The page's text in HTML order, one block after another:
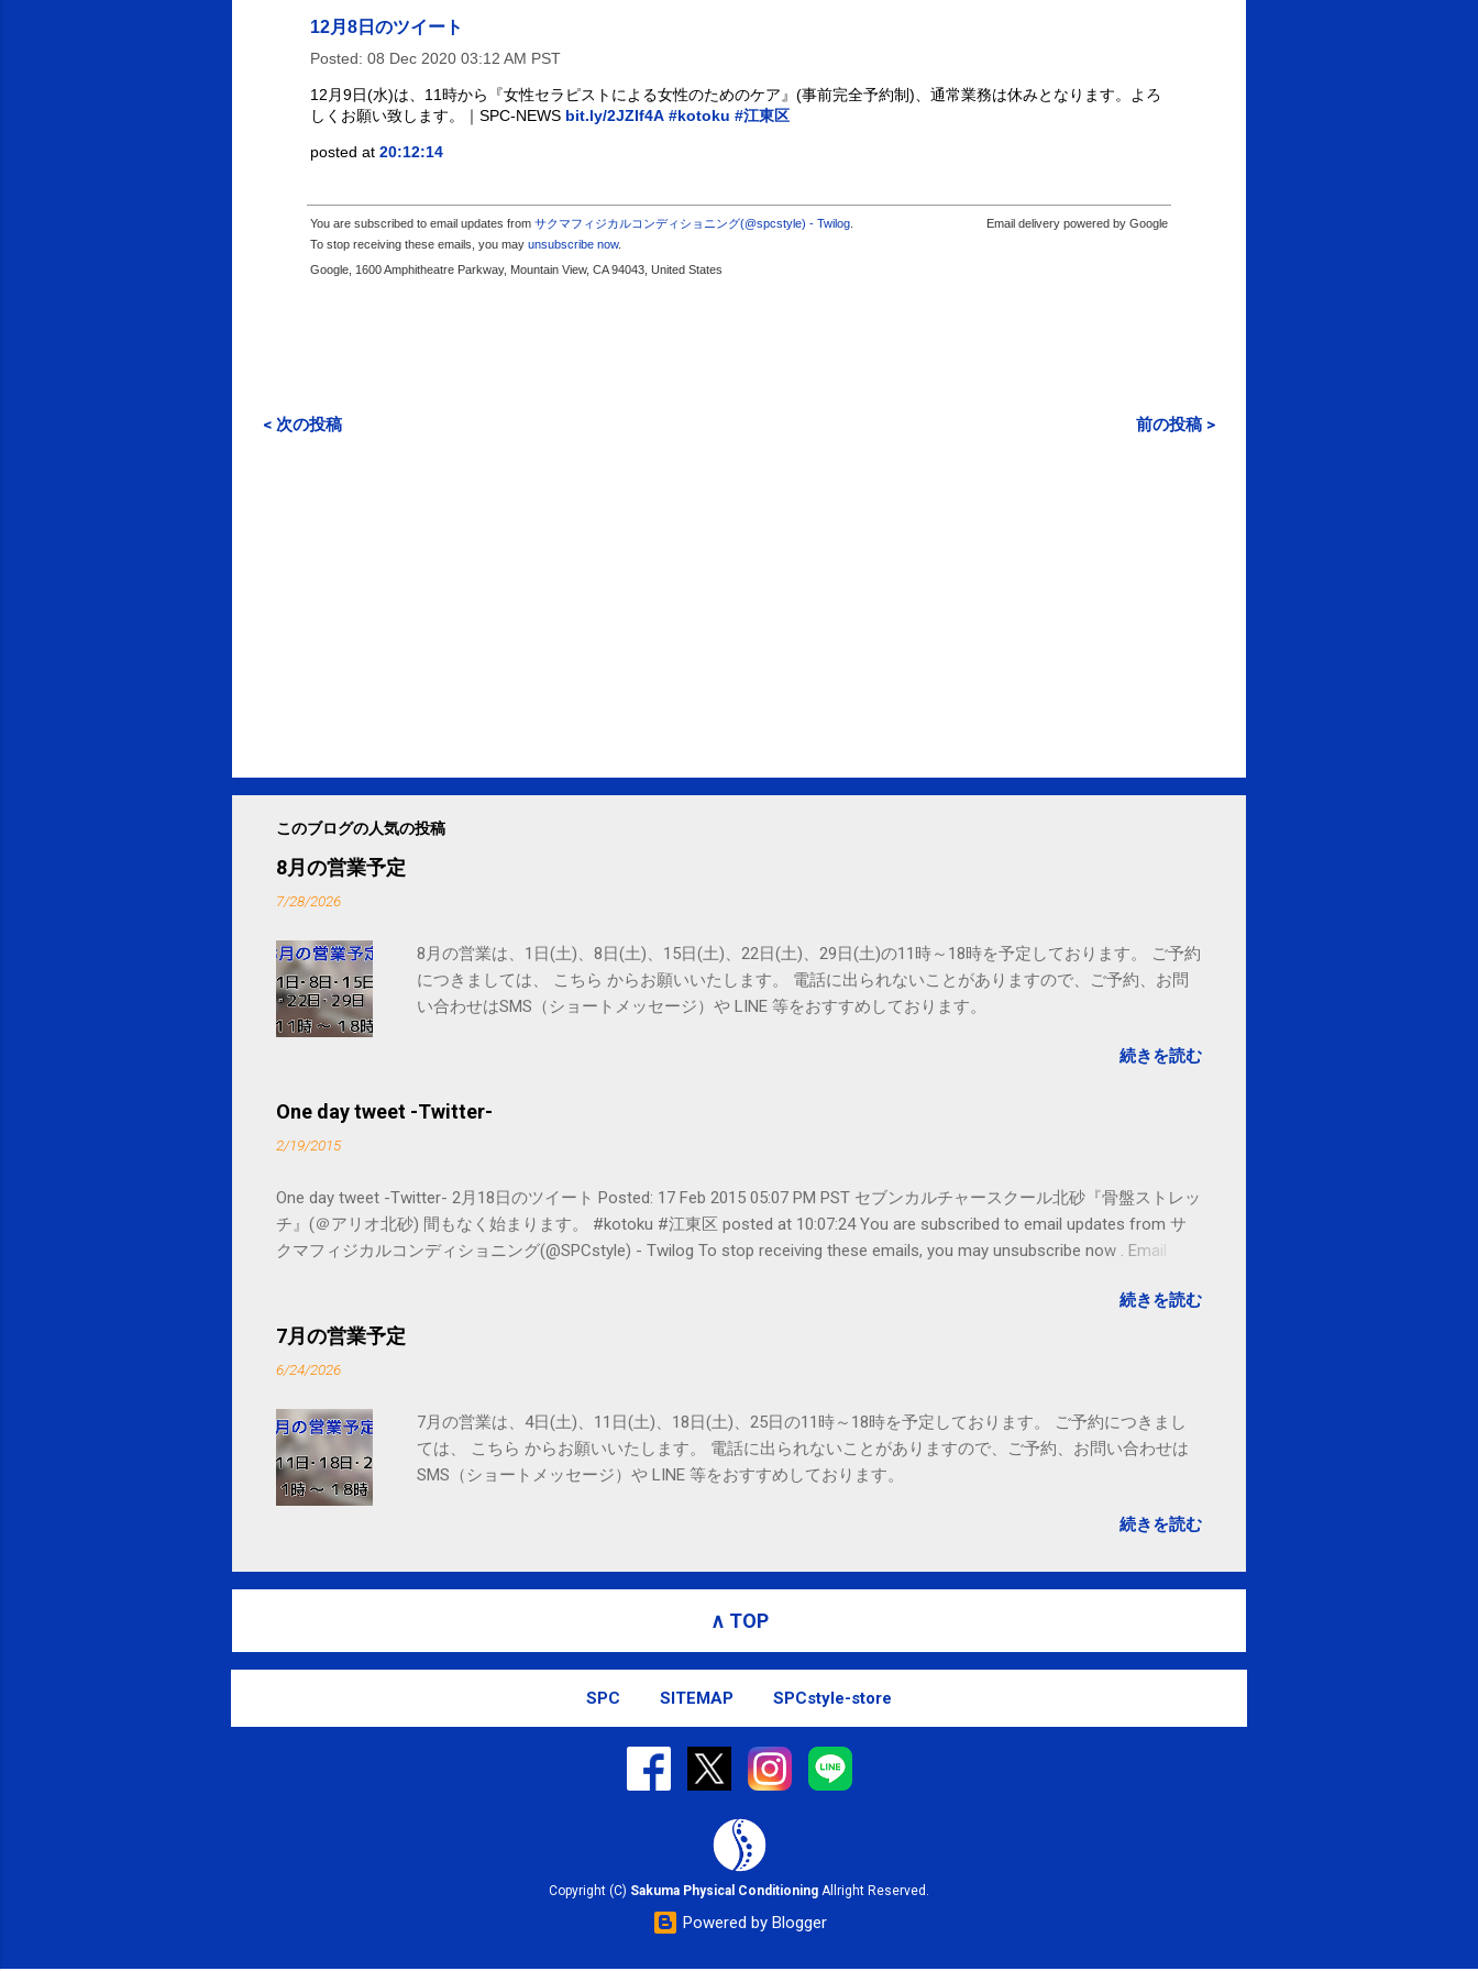
12月8日のツイート
Posted: 08 Dec 2020 03:12 AM PST
12月9日(水)は、11時から『女性セラピストによる女性のためのケア』(事前完全予約制)、通常業務は休みとなります。よろ
しくお願い致します。｜SPC-NEWS bit.ly/2JZIf4A #kotoku #江東区
posted at 20:12:14
You are subscribed to email updates from サクマフィジカルコンディショニング(@spcstyle) - Twilog
To stop receiving these emails, you may unsubscribe now.
Email delivery powered by Google
Google, 1600 Amphitheatre Parkway, Mountain View, CA 94043, United States
< 次の投稿 前の投稿 >
このブログの人気の投稿
8月の営業予定
7/28/2026
8月の営業は、1日(土)、8日(土)、15日(土)、22日(土)、29日(土)の11時～18時を予定しております。 ご予約
につきましては、 こちら からお願いいたします。 電話に出られないことがありますので、ご予約、お問
い合わせはSMS（ショートメッセージ）や LINE 等をおすすめしております。
続きを読む
One day tweet -Twitter-
2/19/2015
One day tweet -Twitter- 2月18日のツイート Posted: 17 Feb 2015 05:07 PM PST セブンカルチャースクール北砂『骨盤ストレッ
チ』(＠アリオ北砂) 間もなく始まります。 #kotoku #江東区 posted at 10:07:24 You are subscribed to email updates from サ
クマフィジカルコンディショニング(@SPCstyle) - Twilog To stop receiving these emails, you may unsubscribe now . Email
続きを読む
7月の営業予定
6/24/2026
7月の営業は、4日(土)、11日(土)、18日(土)、25日の11時～18時を予定しております。 ご予約につきまし
ては、 こちら からお願いいたします。 電話に出られないことがありますので、ご予約、お問い合わせは
SMS（ショートメッセージ）や LINE 等をおすすめしております。
続きを読む
∧ TOP
SPC SITEMAP SPCstyle-store
Copyright (C) Sakuma Physical Conditioning Allright Reserved.
Powered by Blogger